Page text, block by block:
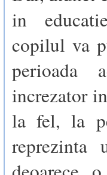
in
copilul va
perioada
increzator
la fel, la
reprezinta